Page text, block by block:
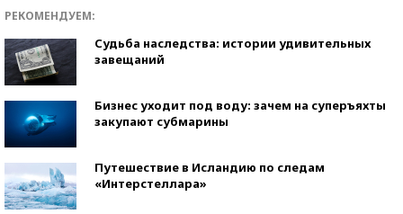
РЕКОМЕНДУЕМ:
Судьба наследства: истории удивительных
завещаний
Бизнес уходит под воду: зачем на суперъяхты
закупают субмарины
Путешествие в Исландию по следам
«Интерстеллара»